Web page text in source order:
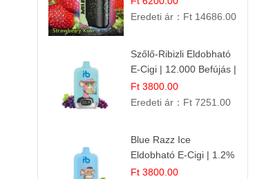
Eredeti ár： Ft 14686.00
Szőlő-Ribizli Eldobható
E-Cigi | 12.000 Befújás |
Friss Gyümölcs Íz
Ft 3800.00
Eredeti ár： Ft 7251.00
Blue Razz Ice
Eldobható E-Cigi | 1.2%
Nikotin | Jéghideg
Ft 3800.00